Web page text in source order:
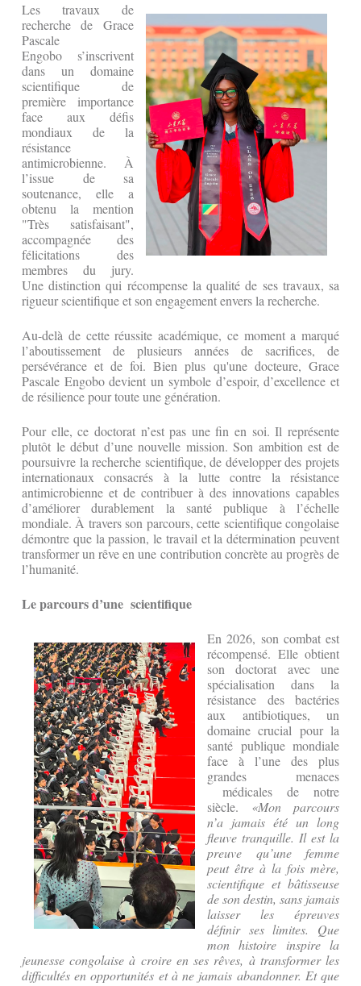
Les travaux de
recherche de Grace
Pascale
Engobo s’inscrivent
dans un domaine
scientifique de
première importance
face aux défis
mondiaux de la
résistance
antimicrobienne. À
l’issue de sa
soutenance, elle a
obtenu la mention
"Très satisfaisant",
accompagnée des
félicitations des
membres du jury.
Une distinction qui récompense la qualité de ses travaux, sa
rigueur scientifique et son engagement envers la recherche.
Au-delà de cette réussite académique, ce moment a marqué
l’aboutissement de plusieurs années de sacrifices, de
persévérance et de foi. Bien plus qu'une docteure, Grace
Pascale Engobo devient un symbole d’espoir, d’excellence et
de résilience pour toute une génération.
Pour elle, ce doctorat n’est pas une fin en soi. Il représente
plutôt le début d’une nouvelle mission. Son ambition est de
poursuivre la recherche scientifique, de développer des projets
internationaux consacrés à la lutte contre la résistance
antimicrobienne et de contribuer à des innovations capables
d’améliorer durablement la santé publique à l’échelle
mondiale. À travers son parcours, cette scientifique congolaise
démontre que la passion, le travail et la détermination peuvent
transformer un rêve en une contribution concrète au progrès de
l’humanité.
Le parcours d’une scientifique
En 2026, son combat est
récompensé. Elle obtient
son doctorat avec une
spécialisation dans la
résistance des bactéries
aux antibiotiques, un
domaine crucial pour la
santé publique mondiale
face à l’une des plus
grandes menaces
médicales de notre
siècle. «Mon parcours
n’a jamais été un long
fleuve tranquille. Il est la
preuve qu’une femme
peut être à la fois mère,
scientifique et bâtisseuse
de son destin, sans jamais
laisser les épreuves
définir ses limites. Que
mon histoire inspire la
jeunesse congolaise à croire en ses rêves, à transformer les
difficultés en opportunités et à ne jamais abandonner. Et que